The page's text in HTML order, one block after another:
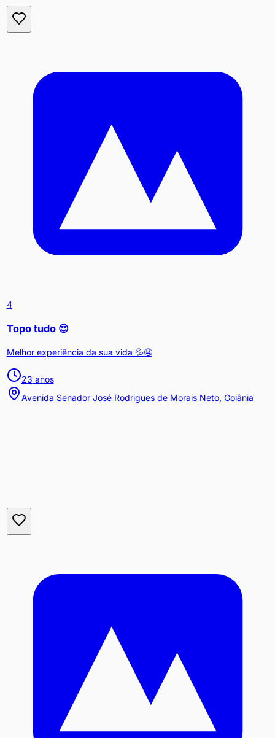
4
Topo tudo 😍
Melhor experiência da sua vida 💦🤤
23 anos
Avenida Senador José Rodrigues de Morais Neto, Goiânia